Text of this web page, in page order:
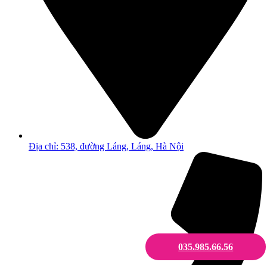
035.985.66.56
Địa chỉ: 538, đường Láng, Láng, Hà Nội